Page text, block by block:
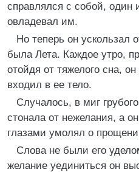
справлялся с собой, один
овладевал им.
Но теперь он ускользал
была Лета. Каждое утро,
отойдя от тяжелого сна,
входил в ее тело.
Случалось, в миг
стонала от нежелания, а
глазами умолял о
Слова не были его
желание уединиться он